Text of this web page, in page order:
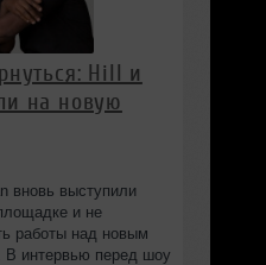
Hill и
на новую
вновь выступили
и не
работы над новым
В интервью перед шоу